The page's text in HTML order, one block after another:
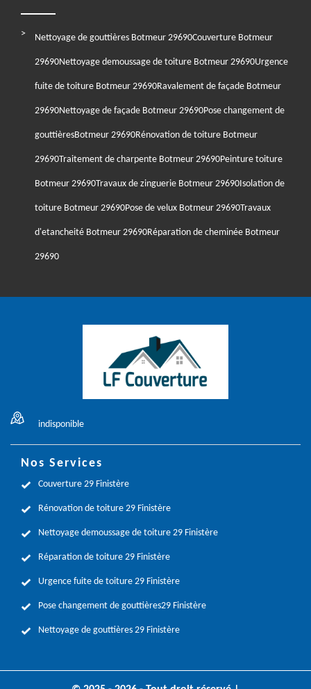
Nettoyage de gouttières Botmeur 29690Couverture Botmeur
29690Nettoyage demoussage de toiture Botmeur 29690Urgence
fuite de toiture Botmeur 29690Ravalement de façade Botmeur
29690Nettoyage de façade Botmeur 29690Pose changement de
gouttièresBotmeur 29690Rénovation de toiture Botmeur
29690Traitement de charpente Botmeur 29690Peinture toiture
Botmeur 29690Travaux de zinguerie Botmeur 29690Isolation de
toiture Botmeur 29690Pose de velux Botmeur 29690Travaux
d'etancheité Botmeur 29690Réparation de cheminée Botmeur
29690
indisponible
Nos Services
Couverture 29 Finistère
Rénovation de toiture 29 Finistère
Nettoyage demoussage de toiture 29 Finistère
Réparation de toiture 29 Finistère
Urgence fuite de toiture 29 Finistère
Pose changement de gouttières29 Finistère
Nettoyage de gouttières 29 Finistère